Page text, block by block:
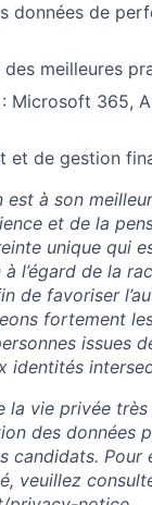
données de
meilleures
Microsoft 365,
et de gestion
à son
et de la
unique qui
l’égard de la
de favoriser
fortement
issues
identités
vie privée très
des données
Pour
veuillez